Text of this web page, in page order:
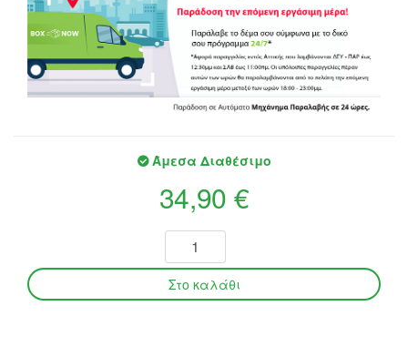
Άμεσα Διαθέσιμο
34,90 €